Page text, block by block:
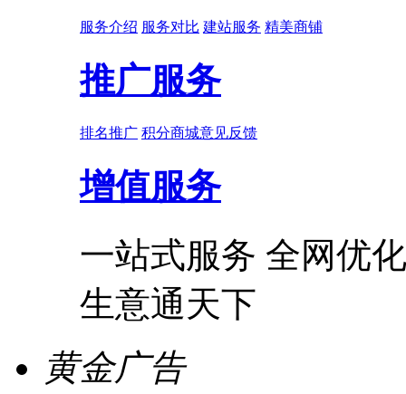
服务介绍 服务对比 建站服务 精美商铺
推广服务
排名推广 积分商城意见反馈
增值服务
一站式服务 全网优
生意通天下
黄金广告